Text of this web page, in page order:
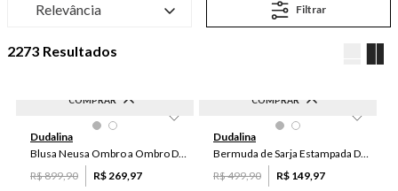
Relevância Filtrar
2273
COMPRAR
42 46
Dudalina
Blusa Neusa Ombro a Ombro Dudalina Feminina
R$899,90 R$269,97
COMPRAR
44
Dudalina
Bermuda de Sarja Estampada Dudalina Masculina
R$499,90 R$ 149,97